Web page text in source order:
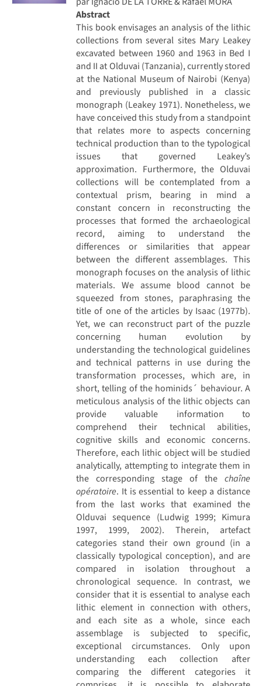
Abstract
This book envisages an analysis of the lithic
collections from several sites Mary Leakey
excavated between 1960 and 1963 in Bed I
and II at Olduvai (Tanzania), currently stored
at the National Museum of Nairobi (Kenya)
and previously published in a classic
monograph (Leakey 1971). Nonetheless, we
have conceived this study from a standpoint
that relates more to aspects concerning
technical production than to the typological
issues that governed Leakey’s
approximation. Furthermore, the Olduvai
collections will be contemplated from a
contextual prism, bearing in mind a
constant concern in reconstructing the
processes that formed the archaeological
record, aiming to understand the
differences or similarities that appear
between the different assemblages. This
monograph focuses on the analysis of lithic
materials. We assume blood cannot be
squeezed from stones, paraphrasing the
title of one of the articles by Isaac (1977b).
Yet, we can reconstruct part of the puzzle
concerning human evolution by
understanding the technological guidelines
and technical patterns in use during the
transformation processes, which are, in
short, telling of the hominids´ behaviour. A
meticulous analysis of the lithic objects can
provide valuable information to
comprehend their technical abilities,
cognitive skills and economic concerns.
Therefore, each lithic object will be studied
analytically, attempting to integrate them in
the corresponding stage of the chaîne
opératoire. It is essential to keep a distance
from the last works that examined the
Olduvai sequence (Ludwig 1999; Kimura
1997, 1999, 2002). Therein, artefact
categories stand their own ground (in a
classically typological conception), and are
compared in isolation throughout a
chronological sequence. In contrast, we
consider that it is essential to analyse each
lithic element in connection with others,
and each site as a whole, since each
assemblage is subjected to specific,
exceptional circumstances. Only upon
understanding each collection after
comparing the different categories it